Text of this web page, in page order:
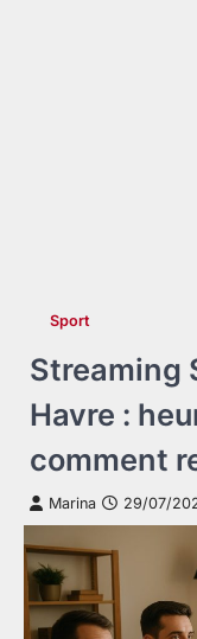
Sport
Streaming
Havre :
comment
Marina 29/07/